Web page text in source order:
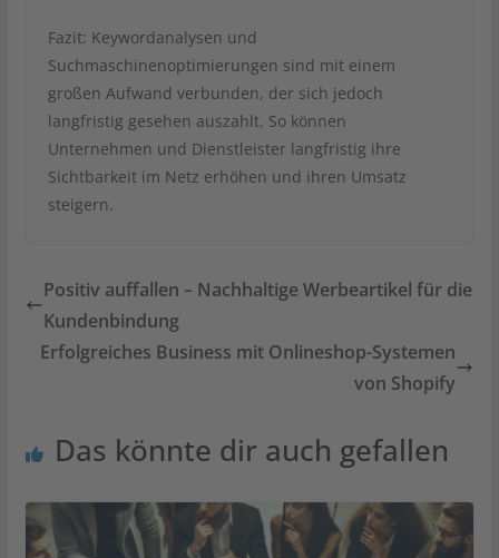
Fazit: Keywordanalysen und
Suchmaschinenoptimierungen sind mit einem
großen Aufwand verbunden, der sich jedoch
langfristig gesehen auszahlt. So können
Unternehmen und Dienstleister langfristig ihre
Sichtbarkeit im Netz erhöhen und ihren Umsatz
steigern.
Positiv auffallen – Nachhaltige Werbeartikel für die
Kundenbindung
Erfolgreiches Business mit Onlineshop-Systemen
von Shopify
Das könnte dir auch gefallen